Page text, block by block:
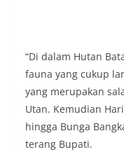
awal terkait
maupun hal-
perayaan
diwarnai
keramaian
“Di dalam Hutan
fauna yang cukup
yang merupakan
Utan. Kemudian
hingga Bunga
terang Bupati.